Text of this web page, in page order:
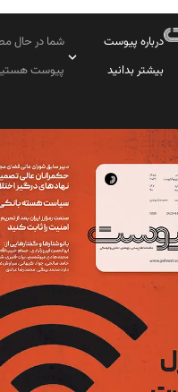
درباره پیوست
بیشتر بدانید
شما در حال
پیوست
اثنی‌عشری
محمودی
قاسمی
سمانه سمیع
ابوالفضل رجبی
حسام‌الدین ایپکچی
مینا پاکدل
بابک نقاش
محمود‌ی، آرش برهمند، یسنا
ابوالفضل رجبی، زهرا فکرانه،